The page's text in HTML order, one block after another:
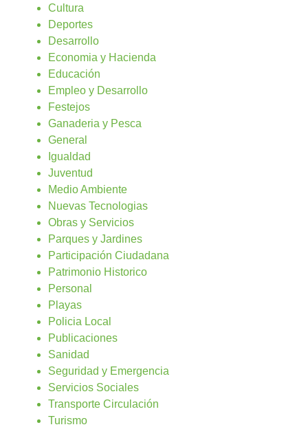
Cultura
Deportes
Desarrollo
Economia y Hacienda
Educación
Empleo y Desarrollo
Festejos
Ganaderia y Pesca
General
Igualdad
Juventud
Medio Ambiente
Nuevas Tecnologias
Obras y Servicios
Parques y Jardines
Participación Ciudadana
Patrimonio Historico
Personal
Playas
Policia Local
Publicaciones
Sanidad
Seguridad y Emergencia
Servicios Sociales
Transporte Circulación
Turismo